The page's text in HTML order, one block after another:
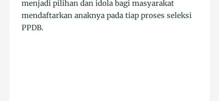
menjadi pilihan dan idola bagi masyarakat
mendaftarkan anaknya pada tiap proses seleksi
PPDB.